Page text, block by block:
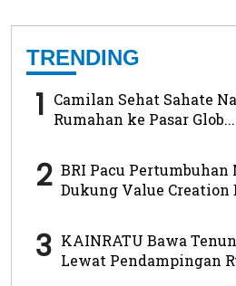
TRENDING
1 Camilan Sehat Sahate
Rumahan ke Pasar Glob...
2 BRI Pacu Pertumbuhan
Dukung Value Creation
3 KAINRATU Bawa
Lewat Pendampingan